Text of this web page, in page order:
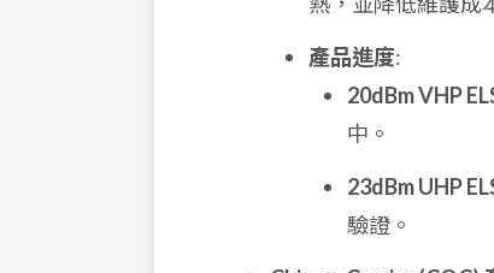
產品進度:
20dBm VHP
中。
23dBm UHP
驗證。